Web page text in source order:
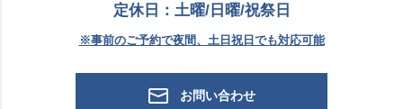
定休日：土曜/日曜/祝祭日
※事前のご予約で夜間、土日祝日でも対応可能
お問い合わせ